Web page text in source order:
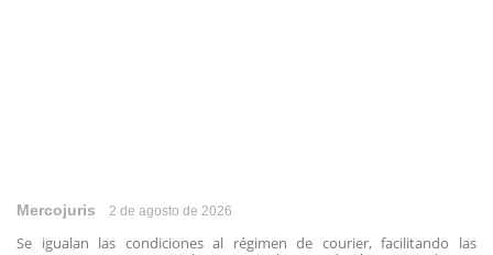
Mercojuris 2 de agosto de 2026
Se igualan las condiciones al régimen de courier, facilitando las